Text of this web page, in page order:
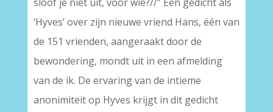
sloof je niet uit, voor wie?//” Een gedicht als
‘Hyves’ over zijn nieuwe vriend Hans, één van
de 151 vrienden, aangeraakt door de
bewondering, mondt uit in een afmelding
van de ik. De ervaring van de intieme
anonimiteit op Hyves krijgt in dit gedicht